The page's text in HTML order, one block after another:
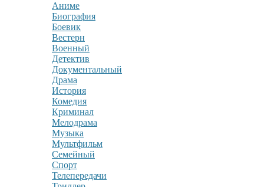
Аниме
Биография
Боевик
Вестерн
Военный
Детектив
Документальный
Драма
История
Комедия
Криминал
Мелодрама
Музыка
Мультфильм
Семейный
Спорт
Телепередачи